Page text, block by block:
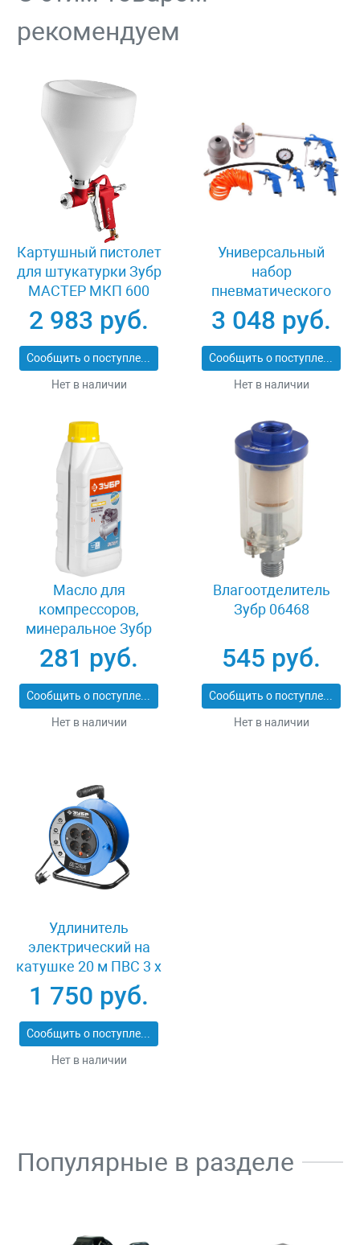
рекомендуем
Картушный пистолет
для штукатурки Зубр
МАСТЕР МКП 600
06466
2 983 руб.
Сообщить о поступлении
Нет в наличии
Универсальный
набор
пневматического
инструмента 5
предметов Зубр
06458-H5
3 048 руб.
Сообщить о поступлении
Нет в наличии
Масло для
компрессоров,
минеральное Зубр
ПНЕВМО-СТАНДАРТ
ЗМК-ПС
281 руб.
Сообщить о поступлении
Нет в наличии
Влагоотделитель
Зубр 06468
545 руб.
Сообщить о поступлении
Нет в наличии
Удлинитель
электрический на
катушке 20 м ПВС 3 х
1кв мм 4 гнезда Зубр
ПРОФЕССИОНАЛ
55082-20
1 750 руб.
Сообщить о поступлении
Нет в наличии
Популярные в разделе